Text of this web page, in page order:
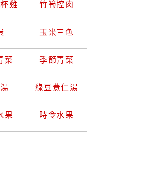
雞 竹筍控肉
玉米三色
菜 季節青菜
綠豆薏仁湯
果 時令水果